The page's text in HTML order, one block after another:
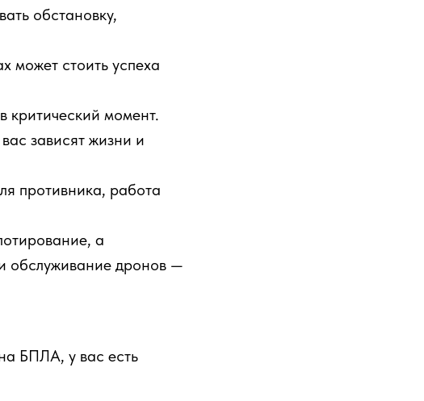
обстановку,
может стоить успеха
критический момент.
зависят жизни и
противника, работа
а
обслуживание дронов —
БПЛА, у вас есть